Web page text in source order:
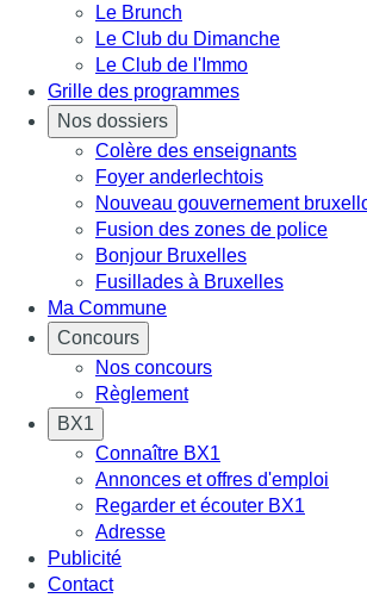
Le Brunch
Le Club du Dimanche
Le Club de l'Immo
Grille des programmes
Nos dossiers
Colère des enseignants
Foyer anderlechtois
Nouveau gouvernement
Fusion des zones de police
Bonjour Bruxelles
Fusillades à Bruxelles
Ma Commune
Concours
Nos concours
Règlement
BX1
Connaître BX1
Annonces et offres d'emploi
Regarder et écouter BX1
Adresse
Publicité
Contact